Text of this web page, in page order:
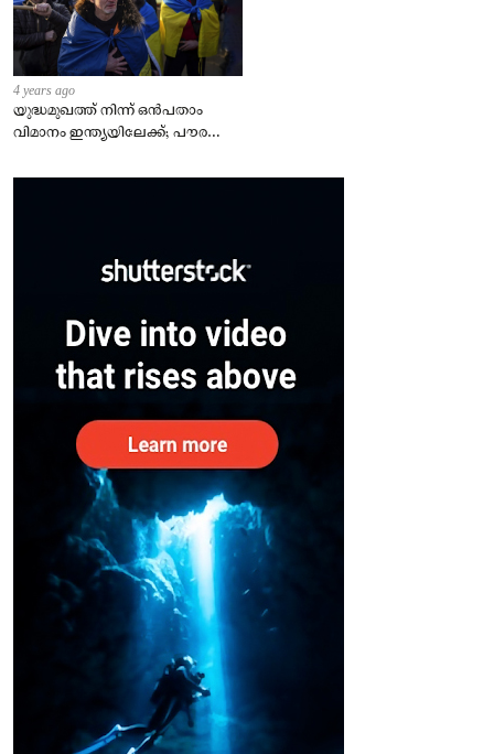
4 years ago
യുദ്ധമുഖത്ത് നിന്ന് ഒൻപതാം
വിമാനം ഇന്ത്യയിലേക്ക്; പൗരന്മാർ
– കേന്ദ്രം